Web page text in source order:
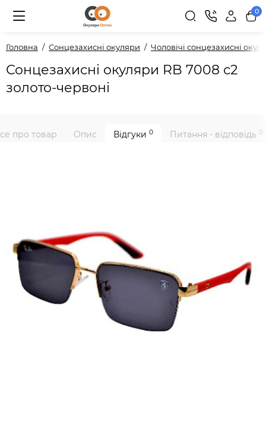
0
Головна Сонцезахисні окуляри Чоловічі сонцезахисні
Сонцезахисні окуляри RB 7008 с2
золото-червоні
про товар Опис Відгуки 0 Питання - відповідь 0